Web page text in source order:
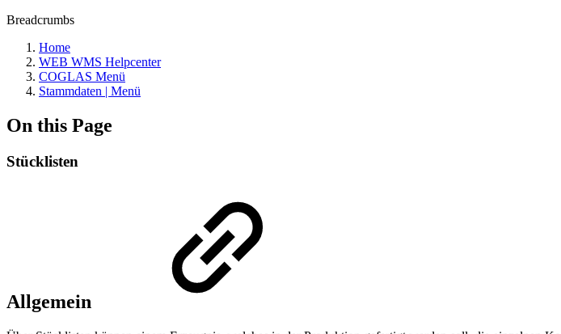
Breadcrumbs
Home
WEB WMS Helpcenter
COGLAS Menü
Stammdaten | Menü
On this Page
Stücklisten
Allgemein